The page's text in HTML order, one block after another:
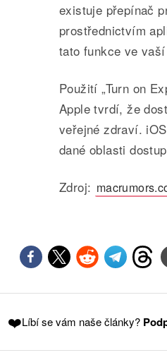
existuje přepínač
prostřednictvím
tato funkce ve
Použití „Turn on
Apple tvrdí, že
veřejné zdraví.
dané oblasti
Zdroj:
❤️Líbí se vám naše články?